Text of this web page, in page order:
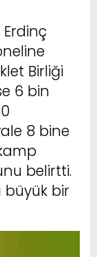
Erdinç
Birliği
6 bin
8 bine
belirtti.
büyük bir